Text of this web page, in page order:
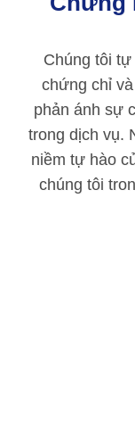
Chúng tôi
chứng chỉ
phản ánh sự
trong dịch vụ.
niềm tự hào
chúng tôi